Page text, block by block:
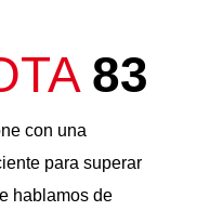
83
con una
para superar
hablamos de